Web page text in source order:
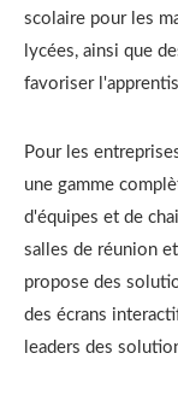
scolaire pour les
lycées, ainsi que
favoriser
Pour les
une gamme
d'équipes et de
salles de réunion
propose des
des écrans
leaders des